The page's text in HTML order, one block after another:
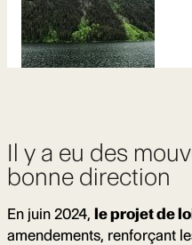
Il y a eu des
bonne direction
En juin 2024, le projet de
amendements, renforçant